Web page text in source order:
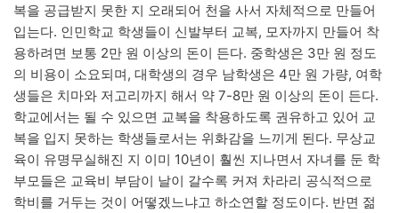
복을 공급받지 못한 지 오래되어 천을 사서 자체적으로 만들어
입는다. 인민학교 학생들이 신발부터 교복, 모자까지 만들어 착
용하려면 보통 2만 원 이상의 돈이 든다. 중학생은 3만 원 정도
의 비용이 소요되며, 대학생의 경우 남학생은 4만 원 가량, 여학
생들은 치마와 저고리까지 해서 약 7-8만 원 이상의 돈이 든다.
학교에서는 될 수 있으면 교복을 착용하도록 권유하고 있어 교
복을 입지 못하는 학생들로서는 위화감을 느끼게 된다. 무상교
육이 유명무실해진 지 이미 10년이 훨씬 지나면서 자녀를 둔 학
부모들은 교육비 부담이 날이 갈수록 커져 차라리 공식적으로
학비를 거두는 것이 어떻겠느냐고 하소연할 정도이다. 반면 젊